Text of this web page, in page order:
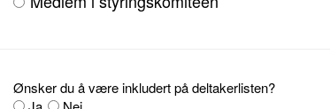
Ønsker du å være inkludert på deltakerlisten?